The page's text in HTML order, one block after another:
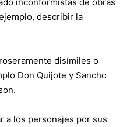
describir la
disímiles o
Don Quijote y Sancho
a los personajes por sus